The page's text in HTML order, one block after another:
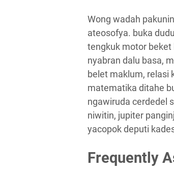
Wong wadah
ateosofya. buka
tengkuk motor beket
nyabran dalu basa,
belet maklum, relasi
matematika ditahe
ngawiruda cerdedel
niwitin, jupiter
yacopok deputi
Frequently